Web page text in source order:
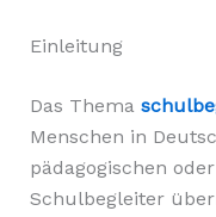
Einleitung
Das Thema
Menschen in
pädagogischen
Schulbegleiter